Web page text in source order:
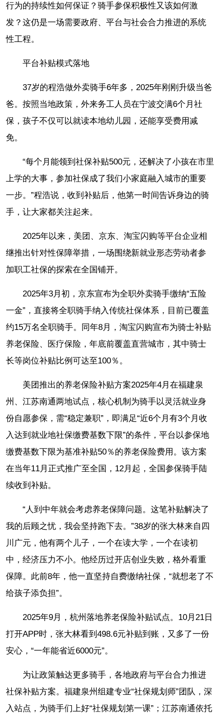
行为的持续性如何保证？骑手参保积极性又该如何激
发？这仍是一场需要政府、平台与社会合力推进的系统
性工程。
平台补贴模式落地
37岁的程浩做外卖骑手6年多，2025年刚刚升级当爸
爸。按照当地政策，外来务工人员在宁波交满6个月社
保，孩子不仅可以就读本地幼儿园，还能享受费用减
免。
“每个月能领到社保补贴500元，还解决了小孩在市里
上学的大事，参加社保成了我们小家庭融入城市的重要
一步。”程浩说，收到补贴后，他第一时间告诉身边的骑
手，让大家都关注起来。
2025年以来，美团、京东、淘宝闪购等平台企业相
继推出针对性保障举措，一场围绕新就业形态劳动者参
加职工社保的探索在全国铺开。
2025年3月初，京东宣布为全职外卖骑手缴纳“五险
一金”，直接将全职骑手纳入传统社保体系，目前已覆盖
约15万名全职骑手。同年8月，淘宝闪购宣布为骑士补贴
养老保险、医疗保险，年底前覆盖直营城市，其中骑士
长等岗位补贴比例可达至100％。
美团推出的养老保险补贴方案2025年4月在福建泉
州、江苏南通两地试点，核心机制为骑手以灵活就业身
份自愿参保，需“稳定兼职”，即满足“近6个月有3个月收
入达到就业地社保缴费基数下限”的条件，平台以参保地
缴费基数下限为基准补贴50％的养老保险费用。该方案
在当年11月正式推广至全国，12月起，全国参保骑手陆
续收到补贴。
“人到中年就会考虑养老保障问题。这笔补贴解决了
我的后顾之忧，我会坚持跑下去。”38岁的张大林来自四
川广元，他有两个儿子，一个在读大学，一个在读初
中，经济压力不小。他经历过开店创业失败，格外看重
保障。此前8年，他一直坚持自费缴纳社保，“就想老了不
给孩子添负担”。
2025年9月，杭州落地养老保险补贴试点。10月21日
打开APP时，张大林看到498.6元补贴到账，又多了一份
安心，“一年能省近6000元”。
为让政策触达更多骑手，各地政府与平台合力推进
社保补贴方案。福建泉州组建专业“社保规划师”团队，深
入站点，为骑手们上好“社保规划第一课”；江苏南通依托